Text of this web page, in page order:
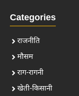
Categories
राजनीति
मौसम
राग-रागनी
खेती-किसानी